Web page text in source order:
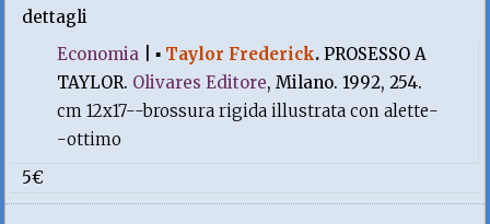
dettagli
Economia |▪ Taylor Frederick.PROSESSO A
TAYLOR. Olivares Editore, Milano. 1992, 254.
cm 12x17--brossura rigida illustrata con alette-
-ottimo
5€